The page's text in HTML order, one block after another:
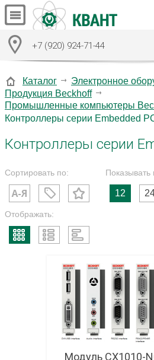
+7 (920) 924-71-44
Каталог
Электронное
Продукция Beckhoff
Промышленные компьютеры
Контроллеры серии Embedded
Контроллеры серии
Сортировать по: Показывать
12
Отображать:
Модуль CX1010-